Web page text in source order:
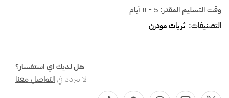
وقت التسليم المقدر: 5 - 8 أيام
التصنيفات: ثريات مودرن
هل لديك اي استفسار؟
لا تتردد فيالتواصل معنا